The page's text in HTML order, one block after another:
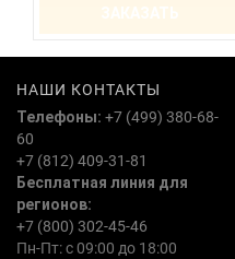
НАШИ КОНТАКТЫ
Телефоны: +7 (499) 380-68-
60
+7 (812) 409-31-81
Бесплатная линия для
регионов:
+7 (800) 302-45-46
Пн-Пт: с 09:00 до 18:00